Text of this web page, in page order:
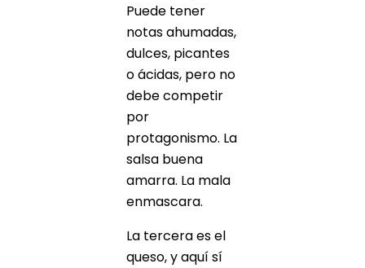
Puede tener
notas ahumadas,
dulces, picantes
o ácidas, pero no
debe competir
por
protagonismo. La
salsa buena
amarra. La mala
enmascara.
La tercera es el
queso, y aquí sí